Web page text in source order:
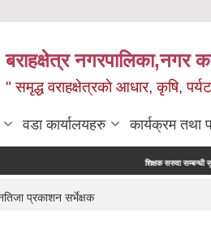
बराहक्षेत्र नगरपालिका,नगर
" समृद्ध वराहक्षेत्रकाे आधार, कृषि,
वडा कार्यालयहरु कार्यक्रम तथा
शिक्षक सरुवा सम्बन्धी सूचना
प्रकाशन सर्भेक्षक